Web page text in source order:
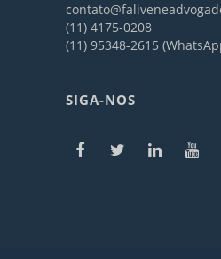
(11) 4175-0208
(11) 95348-2615
SIGA-NOS